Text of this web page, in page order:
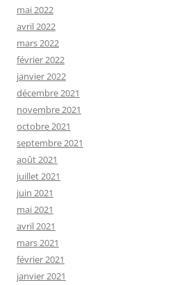
mai 2022
avril 2022
mars 2022
février 2022
janvier 2022
décembre 2021
novembre 2021
octobre 2021
septembre 2021
août 2021
juillet 2021
juin 2021
mai 2021
avril 2021
mars 2021
février 2021
janvier 2021